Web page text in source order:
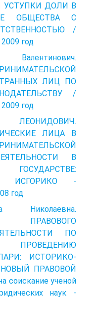
УСТУПКИ ДОЛИ В
ОБЩЕСТВА С
/
год
ЛИЦ ПО
/
год
ЛЕОНИДОВИЧ.
ЛИЦА В
В
ИСГОРИКО -
год
Николаевна.
ПО
ИСТОРИКО-
ПРАВОВОЙ
соискание ученой
наук -